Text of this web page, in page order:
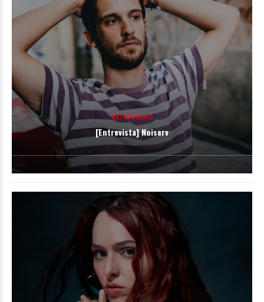
INTERVIEWS
[Entrevista] Noiserv